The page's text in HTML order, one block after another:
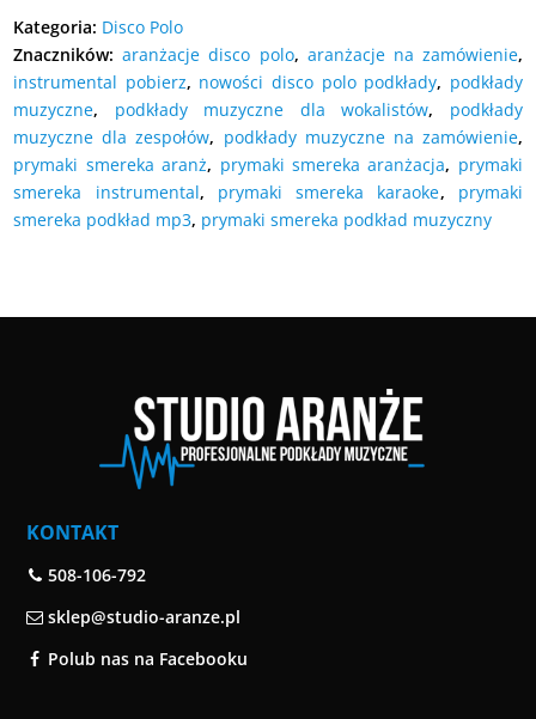
Kategoria: Disco Polo
Znaczników:aranżacje disco polo, aranżacje na zamówienie,
instrumental pobierz, nowości disco polo podkłady, podkłady
muzyczne, podkłady muzyczne dla wokalistów, podkłady
muzyczne dla zespołów, podkłady muzyczne na zamówienie,
prymaki smereka aranż, prymaki smereka aranżacja, prymaki
smereka instrumental, prymaki smereka karaoke, prymaki
smereka podkład mp3, prymaki smereka podkład muzyczny
KONTAKT
508-106-792
sklep@studio-aranze.pl
Polub nas na Facebooku